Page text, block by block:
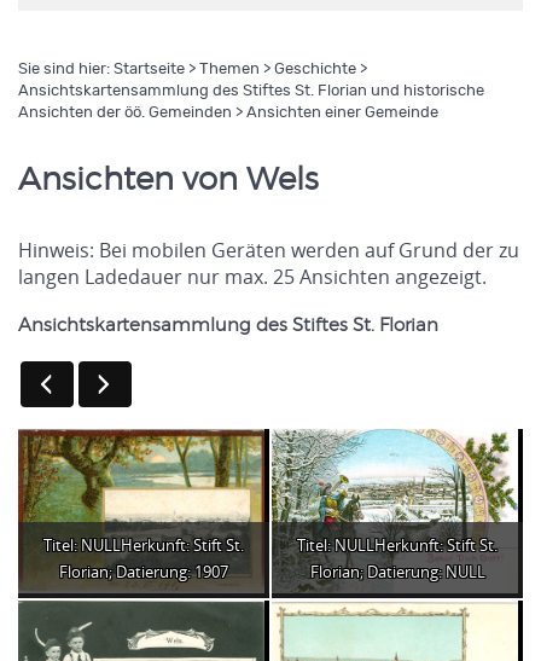
Sie sind hier: Startseite > Themen > Geschichte >
Ansichtskartensammlung des Stiftes St. Florian und historische
Ansichten der öö. Gemeinden > Ansichten einer Gemeinde
Ansichten von Wels
Hinweis: Bei mobilen Geräten werden auf Grund der zu
langen Ladedauer nur max. 25 Ansichten angezeigt.
Ansichtskartensammlung des Stiftes St. Florian
Titel: NULLHerkunft: Stift St.
Florian; Datierung: 1907
Titel: NULLHerkunft: Stift St.
Florian; Datierung: NULL